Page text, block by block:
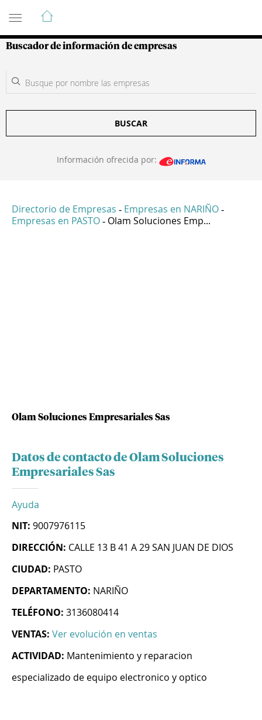
Guía de Empresas Colombianas
Buscador de información de empresas
BUSCAR
Información ofrecida por:
Directorio de Empresas - Empresas en NARIÑO -
Empresas en PASTO - Olam Soluciones Emp...
Olam Soluciones Empresariales Sas
Datos de contacto de Olam Soluciones
Empresariales Sas
Ayuda
NIT: 9007976115
DIRECCIÓN: CALLE 13 B 41 A 29 SAN JUAN DE DIOS
CIUDAD: PASTO
DEPARTAMENTO: NARIÑO
TELÉFONO: 3136080414
VENTAS: Ver evolución en ventas
ACTIVIDAD: Mantenimiento y reparacion
especializado de equipo electronico y optico